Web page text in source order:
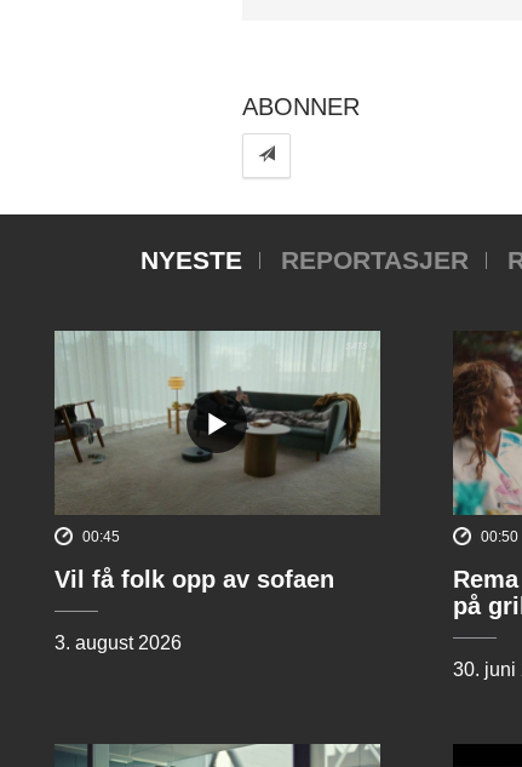
ABONNER
NYESTE REPORTASJER
00:45
Vil få folk opp av sofaen
3. august 2026
00:50
på
30. juni